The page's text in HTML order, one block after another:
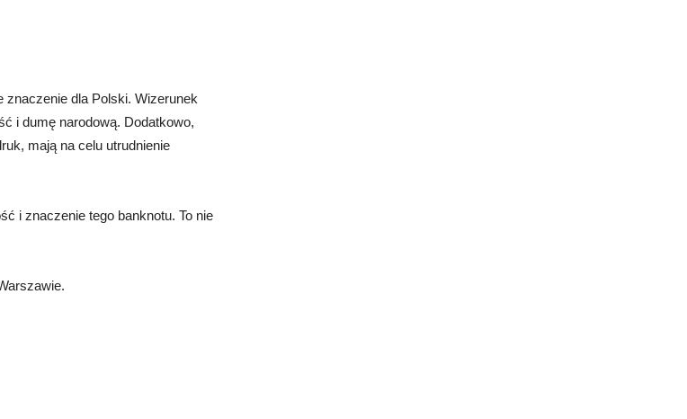
znaczenie dla Polski. Wizerunek
i dumę narodową. Dodatkowo,
mają na celu utrudnienie
i znaczenie tego banknotu. To nie